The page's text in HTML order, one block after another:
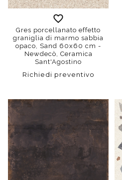
Gres porcellanato effetto
graniglia di marmo sabbia
opaco, Sand 60x60 cm -
Newdecò, Ceramica
Sant'Agostino
Richiedi preventivo